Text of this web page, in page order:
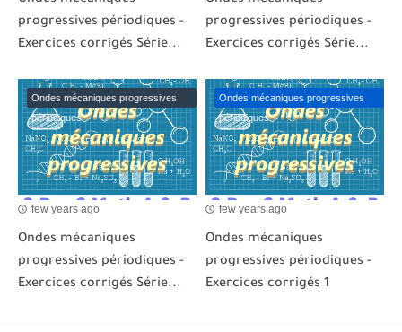
progressives périodiques -
Exercices corrigés Série...
progressives périodiques -
Exercices corrigés Série...
Ondes mécaniques progressives
périodiques
few years ago
Ondes mécaniques
progressives périodiques -
Exercices corrigés Série...
Ondes mécaniques progressives
périodiques
few years ago
Ondes mécaniques
progressives périodiques -
Exercices corrigés 1